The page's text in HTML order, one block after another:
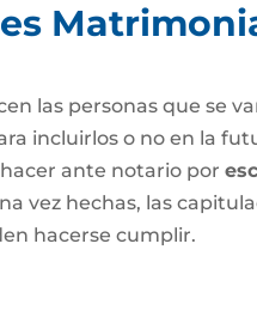
las personas que se
incluirlos o no en la
ante notario por
vez hechas, las
hacerse cumplir.